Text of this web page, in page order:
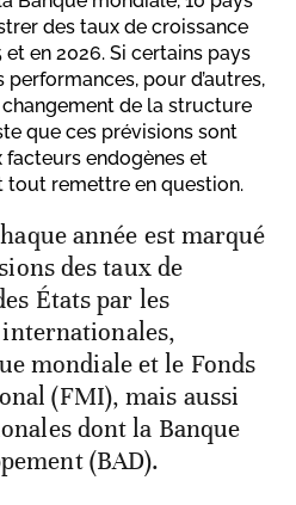
des taux de croissance
en 2026. Si certains pays
pour d’autres,
de la structure
que ces prévisions sont
endogènes et
tout remettre en question.
année est marqué
des taux de
États par les
mondiale et le Fonds
(FMI), mais aussi
dont la Banque
(BAD).